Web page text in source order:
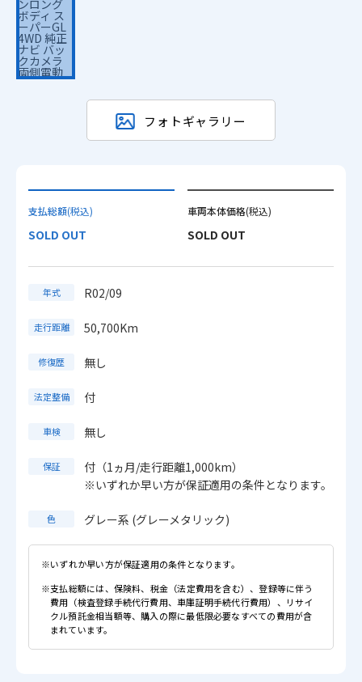
フォトギャラリー
支払総額(税込)
SOLD OUT
車両本体価格(税込)
SOLD OUT
年式 R02/09
走行距離 50,700Km
修復歴 無し
法定整備 付
車検 無し
保証
付（1ヵ月/走行距離1,000km）
※いずれか早い方が保証適用の条件となります。
色 グレー系 (グレーメタリック)
※いずれか早い方が保証適用の条件となります。
※支払総額には、保険料、税金（法定費用を含む）、登録等に伴う
費用（検査登録手続代行費用、車庫証明手続代行費用）、リサイ
クル預託金相当額等、購入の際に最低限必要なすべての費用が含
まれています。